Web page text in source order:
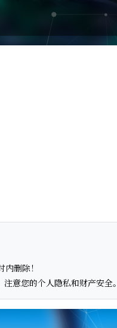
删除！
意您的个人隐私和财产安全。